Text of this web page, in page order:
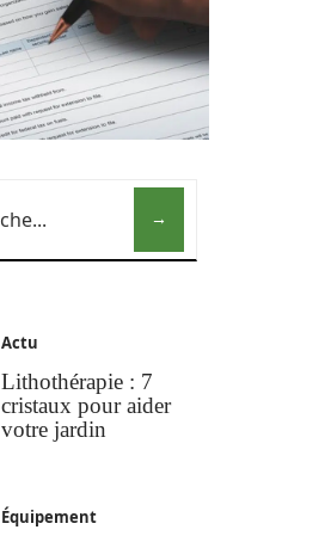
Actu
Lithothérapie : 7
cristaux pour aider
votre jardin
Équipement